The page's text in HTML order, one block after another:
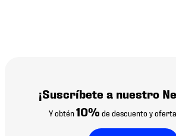
¡Suscríbete a nuestro
Y obtén10% de descuento y